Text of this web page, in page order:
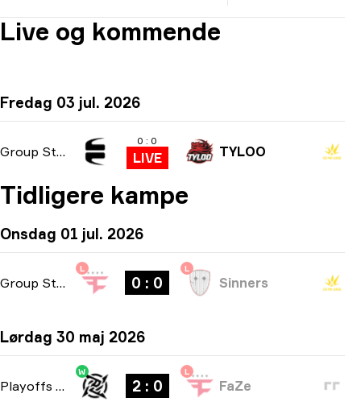
Live og kommende
Fredag 03 jul. 2026
Group Stage
0 : 0
LIVE TYLOO
Tidligere kampe
Onsdag 01 jul. 2026
Group Stage -bo1
L
0 : 0
L
Sinners
Lørdag 30 maj 2026
Playoffs bo3
W
2 : 0
L
FaZe